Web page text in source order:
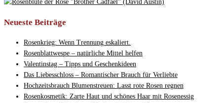
Neueste Beiträge
Rosenkrieg: Wenn Trennung eskaliert.
Rosenblattwespe – natürliche Mittel helfen
Valentinstag – Tipps und Geschenkideen
Das Liebesschloss – Romantischer Brauch für Verliebte
Hochzeitsbrauch Blumenstreuen: Lasst rote Rosen regnen
Rosenkosmetik: Zarte Haut und schönes Haar mit Rosenessig